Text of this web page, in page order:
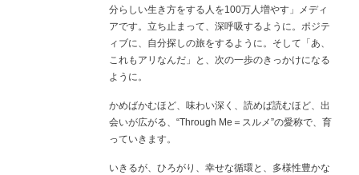
分らしい生き方をする人を100万人増やす」メディ
アです。立ち止まって、深呼吸するように。ポジテ
ィブに、自分探しの旅をするように。そして「あ、
これもアリなんだ」と、次の一歩のきっかけになる
ように。
かめばかむほど、味わい深く、読めば読むほど、出
会いが広がる、“Through Me＝スルメ”の愛称で、育
っていきます。
いきるが、ひろがり、幸せな循環と、多様性豊かな